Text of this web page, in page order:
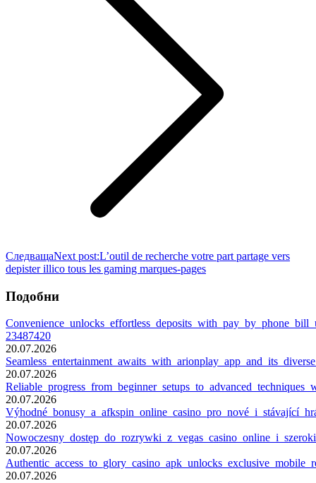
СледващаNext post:L’outil de recherche votre part partage vers
depister illico tous les gaming marques-pages
Подобни
23487420
20.07.2026
20.07.2026
20.07.2026
20.07.2026
20.07.2026
20.07.2026